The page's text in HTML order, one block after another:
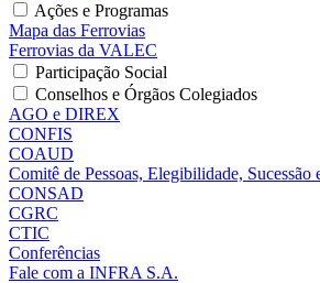
Ações e Programas
Mapa das Ferrovias
Ferrovias da VALEC
Participação Social
Conselhos e Órgãos Colegiados
AGO e DIREX
CONFIS
COAUD
Comitê de Pessoas, Elegibilidade, Sucessão
CONSAD
CGRC
CTIC
Conferências
Fale com a INFRA S.A.